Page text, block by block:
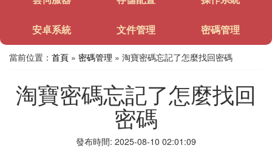
安卓系統 文件管理 密碼管理
當前位置： 首頁 » 密碼管理 » 淘寶密碼忘記了怎麼找回密碼
淘寶密碼忘記了怎麼找回
密碼
發布時間: 2025-08-10 02:01:09